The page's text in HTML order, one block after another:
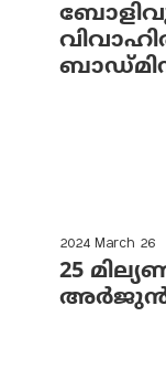
2024 March 26
25